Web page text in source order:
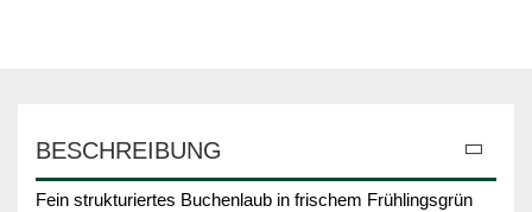
BESCHREIBUNG
Fein strukturiertes Buchenlaub in frischem Frühlingsgrün